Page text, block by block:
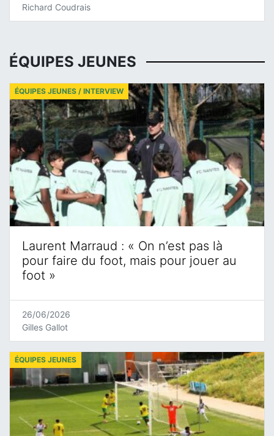
Richard Coudrais
ÉQUIPES JEUNES
Laurent Marraud : « On n’est pas là
pour faire du foot, mais pour jouer au
foot »
ÉQUIPES JEUNES / INTERVIEW
26/06/2026
Gilles Gallot
ÉQUIPES JEUNES